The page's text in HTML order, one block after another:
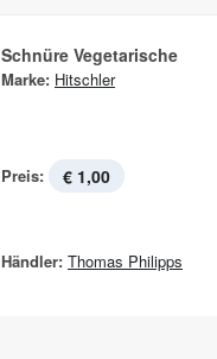
Schnüre Vegetarische
Marke: Hitschler
Preis: € 1,00
Händler: Thomas Philipps